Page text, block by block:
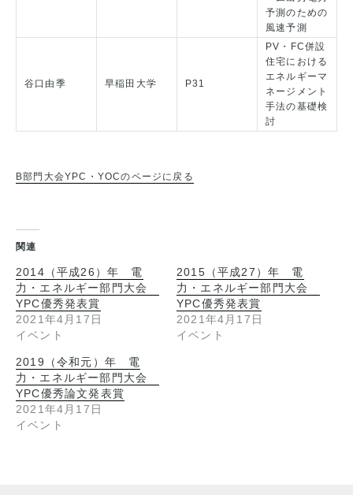
予測のための
風速予測
谷口由季 早稲田大学 P31
PV・FC併設
住宅における
エネルギーマ
ネージメント
手法の基礎検
討
B部門大会YPC・YOCのページに戻る
関連
2014（平成26）年 電
力・エネルギー部門大会
YPC優秀発表賞
2021年4月17日
イベント
2015（平成27）年 電
力・エネルギー部門大会
YPC優秀発表賞
2021年4月17日
イベント
2019（令和元）年 電
力・エネルギー部門大会
YPC優秀論文発表賞
2021年4月17日
イベント